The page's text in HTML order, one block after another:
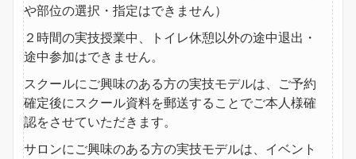
や部位の選択・指定はできません）
２時間の実技授業中、トイレ休憩以外の途中退出・
途中参加はできません。
スクールにご興味のある方の実技モデルは、ご予約
確定後にスクール資料を郵送することでご本人様確
認をさせていただきます。
サロンにご興味のある方の実技モデルは、イベント